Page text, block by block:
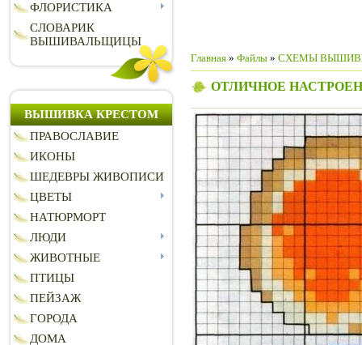
ФЛОРИСТИКА
СЛОВАРИК
ВЫШИВАЛЬЩИЦЫ
ВЫШИВКА КРЕСТОМ
ПРАВОСЛАВИЕ
ИКОНЫ
ШЕДЕВРЫ ЖИВОПИСИ
ЦВЕТЫ
НАТЮРМОРТ
ЛЮДИ
ЖИВОТНЫЕ
ПТИЦЫ
ПЕЙЗАЖ
ГОРОДА
ДОМА
Главная » Файлы » СХЕМЫ
ОТЛИЧНОЕ